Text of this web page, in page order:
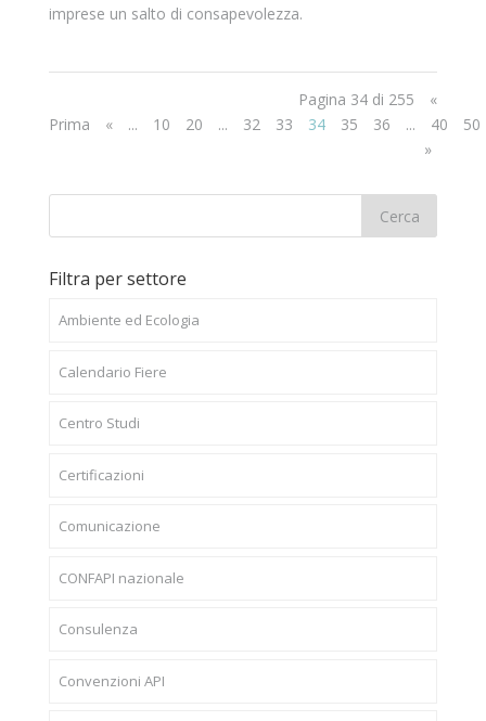
imprese un salto di consapevolezza.
Pagina 34 di 255
«
Prima
« ... 10 20 ... 32 33 34 35 36 ... 40
50
»
Filtra per settore
Ambiente ed Ecologia
Calendario Fiere
Centro Studi
Certificazioni
Comunicazione
CONFAPI nazionale
Consulenza
Convenzioni API